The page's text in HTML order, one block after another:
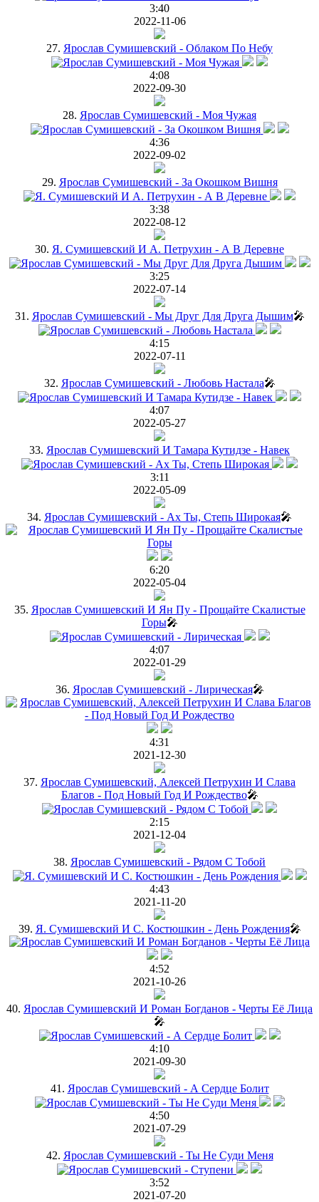
3:40
2022-11-06
27. Ярослав Сумишевский - Облаком По Небу
4:08
2022-09-30
28. Ярослав Сумишевский - Моя Чужая
4:36
2022-09-02
29. Ярослав Сумишевский - За Окошком Вишня
3:38
2022-08-12
30. Я. Сумишевский И А. Петрухин - А В Деревне
3:25
2022-07-14
31. Ярослав Сумишевский - Мы Друг Для Друга Дышим🎤
4:15
2022-07-11
32. Ярослав Сумишевский - Любовь Настала🎤
4:07
2022-05-27
33. Ярослав Сумишевский И Тамара Кутидзе - Навек
3:11
2022-05-09
34. Ярослав Сумишевский - Ах Ты, Степь Широкая🎤
6:20
2022-05-04
35. Ярослав Сумишевский И Ян Пу - Прощайте Скалистые
Горы🎤
4:07
2022-01-29
36. Ярослав Сумишевский - Лирическая🎤
4:31
2021-12-30
37. Ярослав Сумишевский, Алексей Петрухин И Слава
Благов - Под Новый Год И Рождество🎤
2:15
2021-12-04
38. Ярослав Сумишевский - Рядом С Тобой
4:43
2021-11-20
39. Я. Сумишевский И С. Костюшкин - День Рождения🎤
4:52
2021-10-26
40. Ярослав Сумишевский И Роман Богданов - Черты Её Лица
🎤
4:10
2021-09-30
41. Ярослав Сумишевский - А Сердце Болит
4:50
2021-07-29
42. Ярослав Сумишевский - Ты Не Суди Меня
3:52
2021-07-20